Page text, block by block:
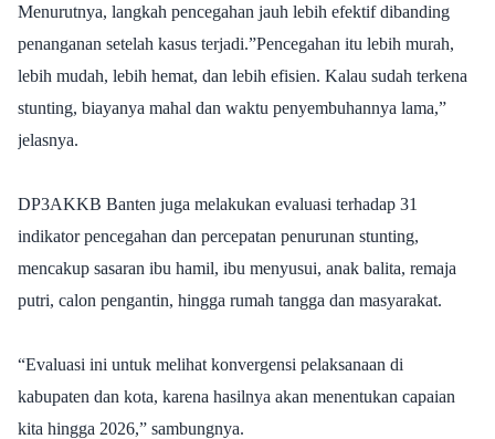
Menurutnya, langkah pencegahan jauh lebih efektif dibanding
penanganan setelah kasus terjadi.”Pencegahan itu lebih murah,
lebih mudah, lebih hemat, dan lebih efisien. Kalau sudah terkena
stunting, biayanya mahal dan waktu penyembuhannya lama,”
jelasnya.
DP3AKKB Banten juga melakukan evaluasi terhadap 31
indikator pencegahan dan percepatan penurunan stunting,
mencakup sasaran ibu hamil, ibu menyusui, anak balita, remaja
putri, calon pengantin, hingga rumah tangga dan masyarakat.
“Evaluasi ini untuk melihat konvergensi pelaksanaan di
kabupaten dan kota, karena hasilnya akan menentukan capaian
kita hingga 2026,” sambungnya.